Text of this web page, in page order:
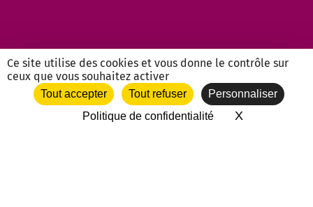
Ce site utilise des cookies et vous donne le contrôle sur
ceux que vous souhaitez activer
Tout accepter Tout refuser
Personnaliser
Politique de confidentialité
XMasquer le
NOS PARTENAIRES ASSOCIATIFS